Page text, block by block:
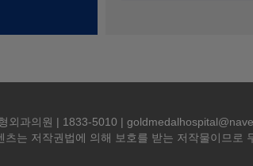
외과의원 | 1833-5010 |
는 저작권법에 의해 보호를 받는 저작물이므로